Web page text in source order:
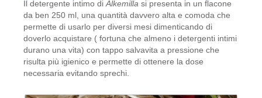
Il detergente intimo di Alkemilla si presenta in un flacone
da ben 250 ml, una quantità davvero alta e comoda che
permette di usarlo per diversi mesi dimenticando di
doverlo acquistare ( fortuna che almeno i detergenti intimi
durano una vita) con tappo salvavita a pressione che
risulta più igienico e permette di ottenere la dose
necessaria evitando sprechi.